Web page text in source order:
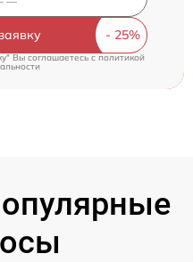
Вы соглашаетесь cполитикой